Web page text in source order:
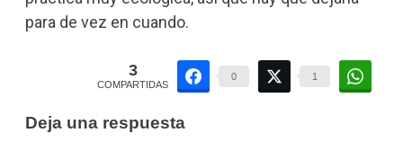
para de vez en cuando.
3
COMPARTIDAS
0 1
Deja una respuesta